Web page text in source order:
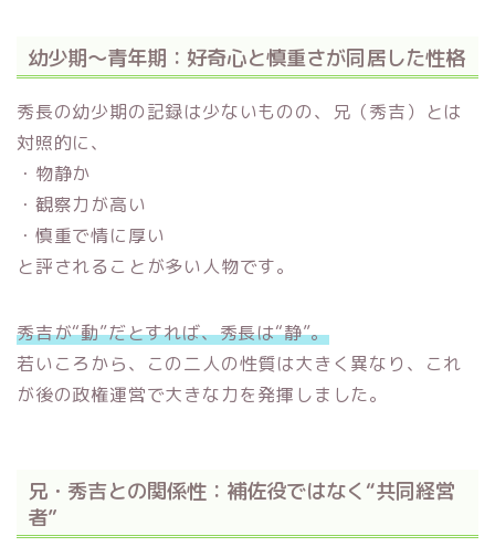
幼少期〜青年期：好奇心と慎重さが同居した性格
秀長の幼少期の記録は少ないものの、兄（秀吉）とは
対照的に、
・物静か
・観察力が高い
・慎重で情に厚い
と評されることが多い人物です。
秀吉が“動”だとすれば、秀長は“静”。
若いころから、この二人の性質は大きく異なり、これ
が後の政権運営で大きな力を発揮しました。
兄・秀吉との関係性：補佐役ではなく“共同経営
者”